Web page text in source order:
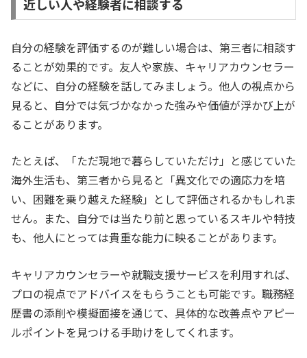
近しい人や経験者に相談する
自分の経験を評価するのが難しい場合は、第三者に相談す
ることが効果的です。友人や家族、キャリアカウンセラー
などに、自分の経験を話してみましょう。他人の視点から
見ると、自分では気づかなかった強みや価値が浮かび上が
ることがあります。
たとえば、「ただ現地で暮らしていただけ」と感じていた
海外生活も、第三者から見ると「異文化での適応力を培
い、困難を乗り越えた経験」として評価されるかもしれま
せん。また、自分では当たり前と思っているスキルや特技
も、他人にとっては貴重な能力に映ることがあります。
キャリアカウンセラーや就職支援サービスを利用すれば、
プロの視点でアドバイスをもらうことも可能です。職務経
歴書の添削や模擬面接を通じて、具体的な改善点やアピー
ルポイントを見つける手助けをしてくれます。